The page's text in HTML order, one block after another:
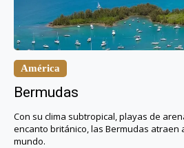
América
Bermudas
Con su clima subtropical, playas de
encanto británico, las Bermudas atraen
mundo.